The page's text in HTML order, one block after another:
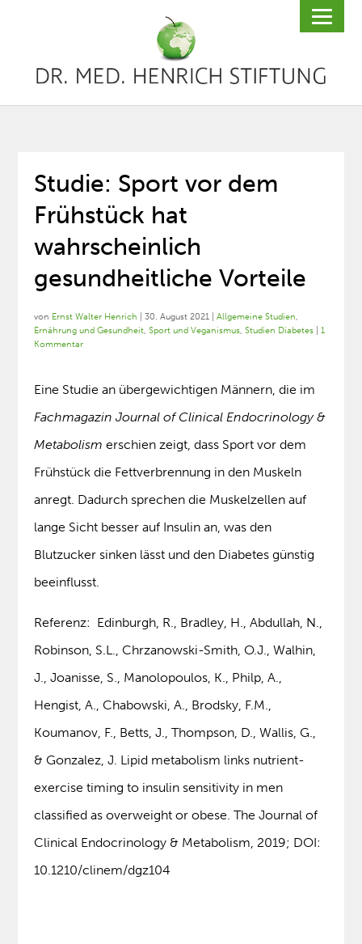
Studie: Sport vor dem
Frühstück hat
wahrscheinlich
gesundheitliche Vorteile
von Ernst Walter Henrich |30. August 2021 |Allgemeine Studien,
Ernährung und Gesundheit,Sport und Veganismus,Studien Diabetes |1
Kommentar
Eine Studie an übergewichtigen Männern, die im
Fachmagazin Journal of Clinical Endocrinology &
Metabolism erschien zeigt, dass Sport vor dem
Frühstück die Fettverbrennung in den Muskeln
anregt. Dadurch sprechen die Muskelzellen auf
lange Sicht besser auf Insulin an, was den
Blutzucker sinken lässt und den Diabetes günstig
beeinflusst.
Referenz: Edinburgh, R., Bradley, H., Abdullah, N.,
Robinson, S.L., Chrzanowski-Smith, O.J., Walhin,
J., Joanisse, S., Manolopoulos, K., Philp, A.,
Hengist, A., Chabowski, A., Brodsky, F.M.,
Koumanov, F., Betts, J., Thompson, D., Wallis, G.,
& Gonzalez, J. Lipid metabolism links nutrient-
exercise timing to insulin sensitivity in men
classified as overweight or obese. The Journal of
Clinical Endocrinology & Metabolism, 2019; DOI:
10.1210/clinem/dgz104